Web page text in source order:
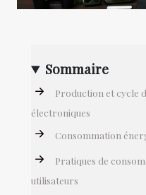
Sommaire
Production et cycle
électroniques
Consommation
Pratiques de
utilisateurs